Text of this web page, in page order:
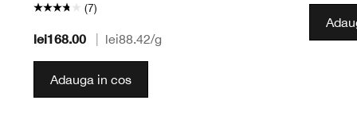
(7)
lei168.00 lei88.42/g
Adauga in cos